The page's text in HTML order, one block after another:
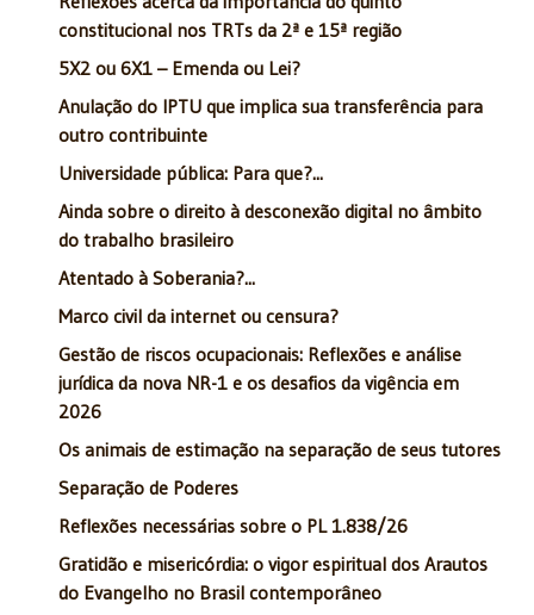
constitucional nos TRTs da 2ª e 15ª região
5X2 ou 6X1 – Emenda ou Lei?
Anulação do IPTU que implica sua transferência para
outro contribuinte
Universidade pública: Para que?...
Ainda sobre o direito à desconexão digital no âmbito
do trabalho brasileiro
Atentado à Soberania?...
Marco civil da internet ou censura?
Gestão de riscos ocupacionais: Reflexões e análise
jurídica da nova NR-1 e os desafios da vigência em
2026
Os animais de estimação na separação de seus tutores
Separação de Poderes
Reflexões necessárias sobre o PL 1.838/26
Gratidão e misericórdia: o vigor espiritual dos Arautos
do Evangelho no Brasil contemporâneo